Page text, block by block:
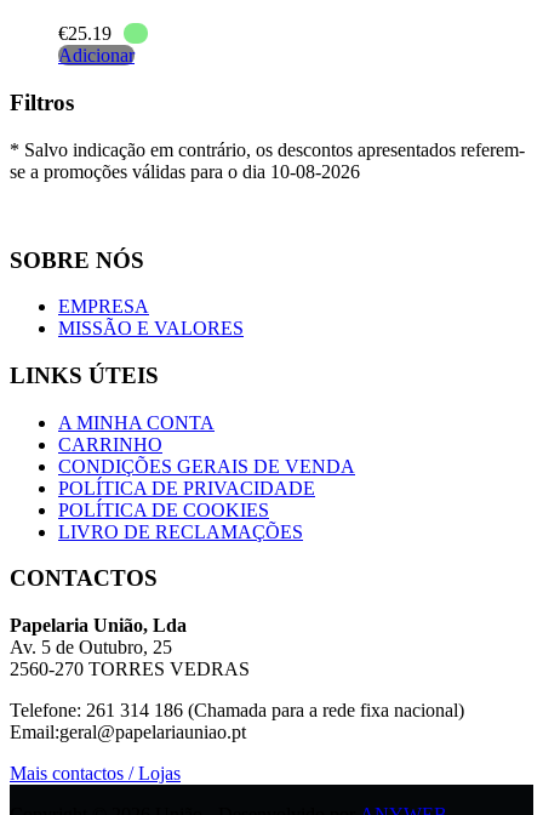
€25.19
Adicionar
Filtros
* Salvo indicação em contrário, os descontos apresentados referem-
se a promoções válidas para o dia 10-08-2026
SOBRE NÓS
EMPRESA
MISSÃO E VALORES
LINKS ÚTEIS
A MINHA CONTA
CARRINHO
CONDIÇÕES GERAIS DE VENDA
POLÍTICA DE PRIVACIDADE
POLÍTICA DE COOKIES
LIVRO DE RECLAMAÇÕES
CONTACTOS
Papelaria União, Lda
Av. 5 de Outubro, 25
2560-270 TORRES VEDRAS
Telefone: 261 314 186 (Chamada para a rede fixa nacional)
Email:geral@papelariauniao.pt
Mais contactos / Lojas